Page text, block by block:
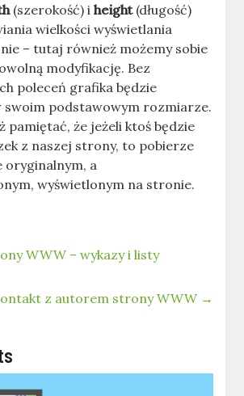
(szerokość) iheight(długość)
wielkości wyświetlania
– tutaj również możemy sobie
modyfikację. Bez
poleceń grafika będzie
swoim podstawowym rozmiarze.
pamiętać, że jeżeli ktoś będzie
z naszej strony, to pobierze
oryginalnym, a
wyświetlonym na stronie.
WWW – wykazy i listy
z autorem strony WWW →